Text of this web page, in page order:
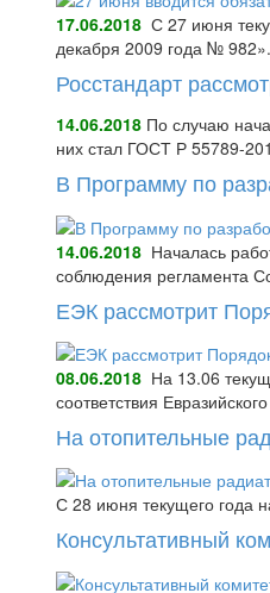
17.06.2018 С 27 июня
декабря 2009 года №
Росстандарт
14.06.2018 По случаю
них стал ГОСТ Р 55789-
В Программу по
14.06.2018 Началась
соблюдения регламента
ЕЭК рассмотрит
08.06.2018 На 13.06
соответствия
На отопительные
С 28 июня текущего года
Консультативный